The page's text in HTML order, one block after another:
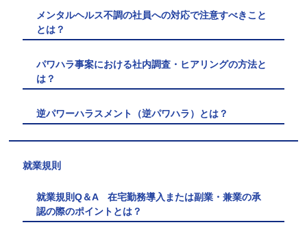
メンタルヘルス不調の社員への対応で注意すべきこと
とは？
パワハラ事案における社内調査・ヒアリングの方法と
は？
逆パワーハラスメント（逆パワハラ）とは？
就業規則
就業規則Q＆A 在宅勤務導入または副業・兼業の承
認の際のポイントとは？